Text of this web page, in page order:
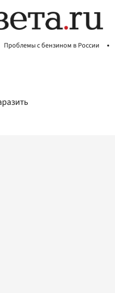
Проблемы с бензином в России